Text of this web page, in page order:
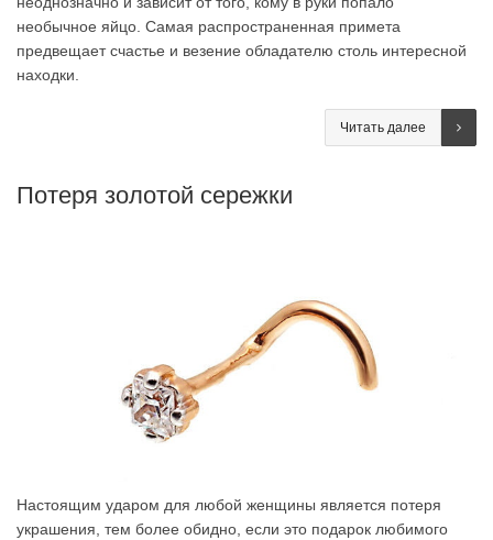
необычное яйцо. Самая распространенная примета
предвещает счастье и везение обладателю столь интересной
находки.
Читать далее
Потеря золотой сережки
Настоящим ударом для любой женщины является потеря
украшения, тем более обидно, если это подарок любимого